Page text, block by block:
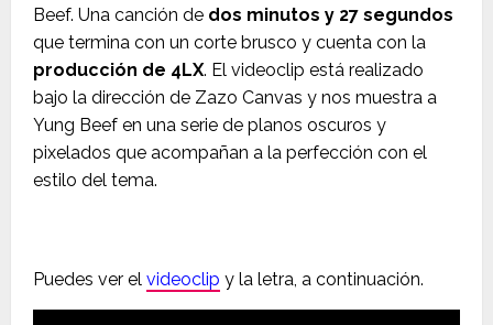
Beef. Una canción de dos minutos y 27 segundos
que termina con un corte brusco y cuenta con la
producción de 4LX. El videoclip está realizado
bajo la dirección de Zazo Canvas y nos muestra a
Yung Beef en una serie de planos oscuros y
pixelados que acompañan a la perfección con el
estilo del tema.
Puedes ver el videoclip y la letra, a continuación.